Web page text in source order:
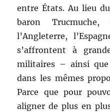
entre États. Au lieu
baron
l’Angleterre,
s’affrontent à
militaires – ainsi
dans les mêmes
Parce que pour
aligner de plus en